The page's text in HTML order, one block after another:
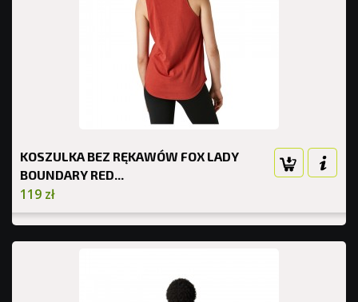
KOSZULKA BEZ RĘKAWÓW FOX LADY
BOUNDARY RED...
119 zł